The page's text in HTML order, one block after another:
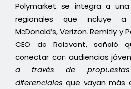
Polymarket se integra a
regionales que incluye a
McDonald’s, Verizon, Remitly y
CEO de Relevent, señaló
conectar con audiencias
a través de
diferenciales que vayan más